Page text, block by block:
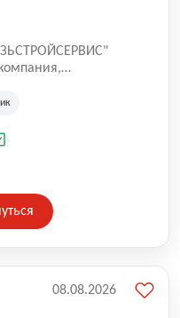
Мы ищем
и Бакал. Pабoта
в тeлекoм-cфeрe.
08.08.2026